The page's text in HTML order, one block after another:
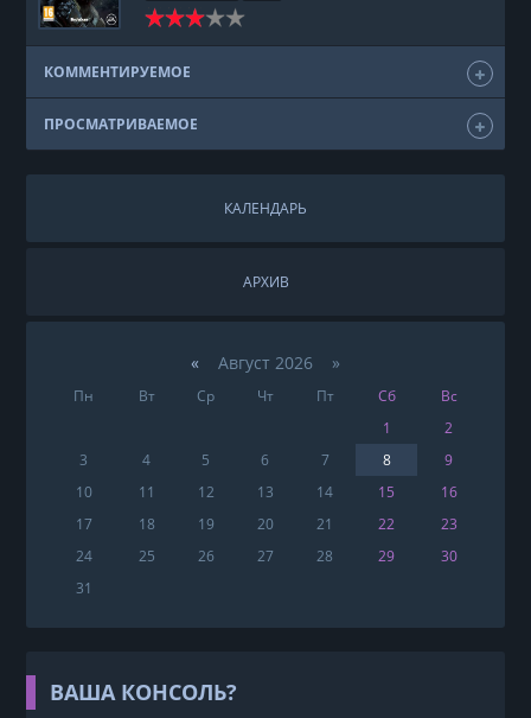
КОММЕНТИРУЕМОЕ
ПРОСМАТРИВАЕМОЕ
КАЛЕНДАРЬ
АРХИВ
«Август 2026 »
Пн Вт Ср Чт Пт Сб
Вс
1
2
3
4 5 6 7 8
9
10
11 12 13 14 15
16
17
18 19 20 21 22
23
24
25 26 27 28 29
30
31
ВАША КОНСОЛЬ?